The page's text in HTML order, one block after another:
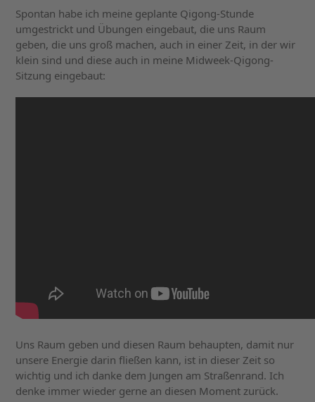
Spontan habe ich meine geplante Qigong-Stunde
umgestrickt und Übungen eingebaut, die uns Raum
geben, die uns groß machen, auch in einer Zeit, in der wir
klein sind und diese auch in meine Midweek-Qigong-
Sitzung eingebaut:
Uns Raum geben und diesen Raum behaupten, damit nur
unsere Energie darin fließen kann, ist in dieser Zeit so
wichtig und ich danke dem Jungen am Straßenrand. Ich
denke immer wieder gerne an diesen Moment zurück.